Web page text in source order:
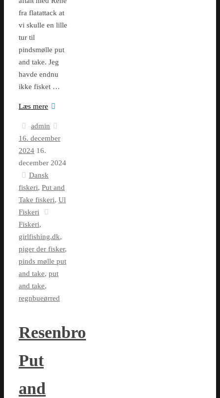
fra flatattack at
vi skulle en lille
tur til
pindsmølle put
and take. Jeg
havde endnu
ikke fisket …
Læs mere
admin
16. december
2024 16.
december 2024
Dansk
fiskeri, Put and
Take fiskeri, Ul
Fiskeri
Fiskeri,
girlfishing.dk,
piger der fisker,
pinds mølle put
and take, put
and take,
regnbueørred
Resenbro
Put
and